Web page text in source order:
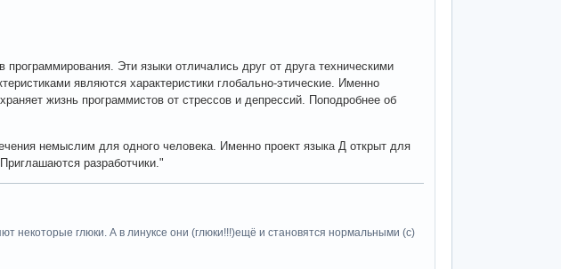
Эти языки отличались друг от друга техническими
являются характеристики глобально-этические. Именно
жизнь программистов от стрессов и депрессий. Поподробнее об
немыслим для одного человека. Именно проект языка Д открыт для
разработчики."
некоторые глюки. А в линуксе они (глюки!!!)ещё и становятся нормальными (c)